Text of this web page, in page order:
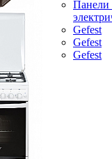
Панели
Gefest
Gefest
Gefest